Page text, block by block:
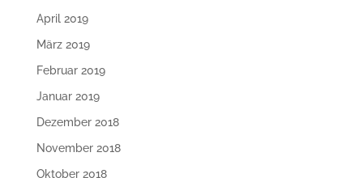
April 2019
März 2019
Februar 2019
Januar 2019
Dezember 2018
November 2018
Oktober 2018